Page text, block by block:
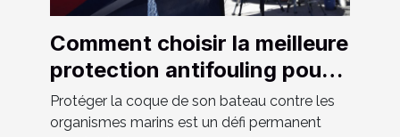
Comment choisir la meilleure
protection antifouling pour
votre bateau ?
Protéger la coque de son bateau contre les
organismes marins est un défi permanent